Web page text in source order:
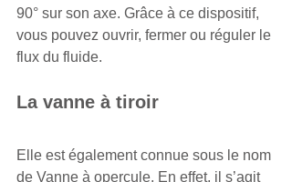
90° sur son axe. Grâce à ce dispositif,
vous pouvez ouvrir, fermer ou réguler le
flux du fluide.
La vanne à tiroir
Elle est également connue sous le nom
de Vanne à opercule. En effet, il s’agit